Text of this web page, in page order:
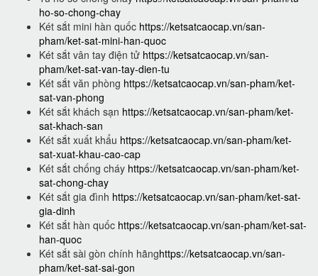
ho-so-chong-chay
Két sắt mini hàn quốc https://ketsatcaocap.vn/san-
pham/ket-sat-mini-han-quoc
Két sắt vân tay điện tử https://ketsatcaocap.vn/san-
pham/ket-sat-van-tay-dien-tu
Két sắt văn phòng https://ketsatcaocap.vn/san-pham/ket-
sat-van-phong
Két sắt khách sạn https://ketsatcaocap.vn/san-pham/ket-
sat-khach-san
Két sắt xuất khẩu https://ketsatcaocap.vn/san-pham/ket-
sat-xuat-khau-cao-cap
Két sắt chống cháy https://ketsatcaocap.vn/san-pham/ket-
sat-chong-chay
Két sắt gia đình https://ketsatcaocap.vn/san-pham/ket-sat-
gia-dinh
Két sắt hàn quốc https://ketsatcaocap.vn/san-pham/ket-sat-
han-quoc
Két sắt sài gòn chính hãnghttps://ketsatcaocap.vn/san-
pham/ket-sat-sai-gon